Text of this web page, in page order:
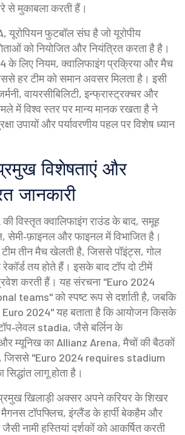
से मुकाबला करती हैं।
,यूरोपियन फुटबॉल संघ है जो यूरोपीय
को नियोजित और नियंत्रित करता हैहै।
के लिए नियम, क्वालिफाइंग प्रक्रिया और मैच
हर टीम को समान अवसर मिलता है। इसी
,वायरसीबिलिटी, इन्फ्रास्ट्रक्चर और
में विश्व स्तर पर मान्य मानक रखता हैने
उपायों और पर्यावरणीय पहल पर विशेष ध्यान
विशेषताएं और
जानकारी
विस्तृत क्वालिफाइंग राउंड के बाद, समूह
सेमी‑फ़ाइनल और फाइनल में विभाजित है।
तीन मैच खेलती है, जिससे पॉइंट्स, गोल
तय होते हैं। इसके बाद टॉप दो टीमें
करती हैं। यह संरचना "Euro 2024
teams" को स्पष्ट रूप से दर्शाती है, जबकि
2024" यह बताता है कि आयोजन किसके
टॉप‑लेवल stadia, जैसे बर्लिन के
म्यूनिख का Allianz Arena, मैचों की बैठकों
हैं, जिससे "Euro 2024 requires stadium
लागू होता है।
प्रमुख खिलाड़ी अक्सर अपने करियर के शिखर
टॉपफ्लिच, इंग्लैंड के हार्पी बेकहैम और
नामी हस्तियां दर्शकों को आकर्षित करती